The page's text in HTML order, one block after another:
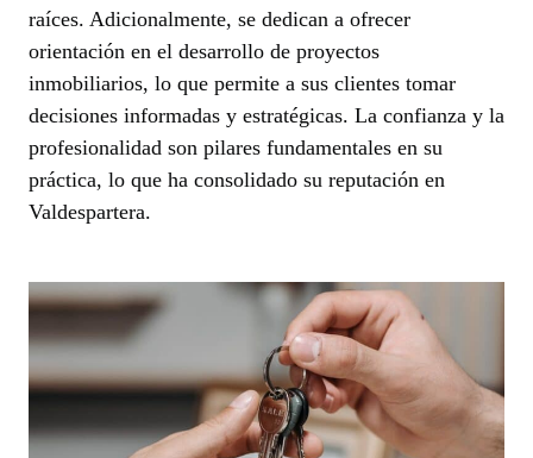
raíces. Adicionalmente, se dedican a ofrecer
orientación en el desarrollo de proyectos
inmobiliarios, lo que permite a sus clientes tomar
decisiones informadas y estratégicas. La confianza y la
profesionalidad son pilares fundamentales en su
práctica, lo que ha consolidado su reputación en
Valdespartera.